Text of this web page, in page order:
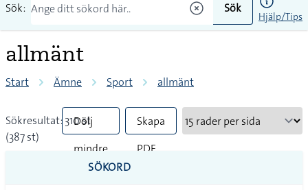
Sök: Sök
Hjälp/Tips
allmänt
Start Ämne Sport allmänt
Sökresultat: 310 st
(387 st)
Dölj
mindre
Skapa
PDF
SÖKORD